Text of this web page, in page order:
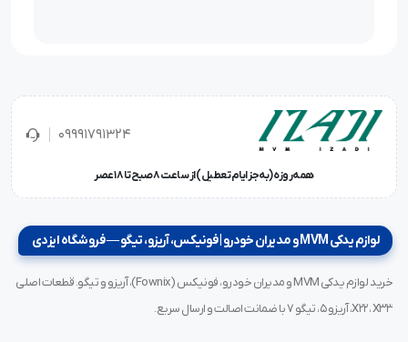
09991791324
همه‌روزه (به‌جز ایام تعطیل) از ساعت ۸ صبح تا ۱۸ عصر
لوازم یدکی MVM و مدیران خودرو | فونیکس، آریزو، تیگو — فروشگاه ایزدی
خرید لوازم یدکی MVM و مدیران خودرو، فونیکس (Fownix)، آریزو و تیگو. قطعات اصلی
X22، X33، آریزو ۵، تیگو ۷ با ضمانت اصالت و ارسال سریع.